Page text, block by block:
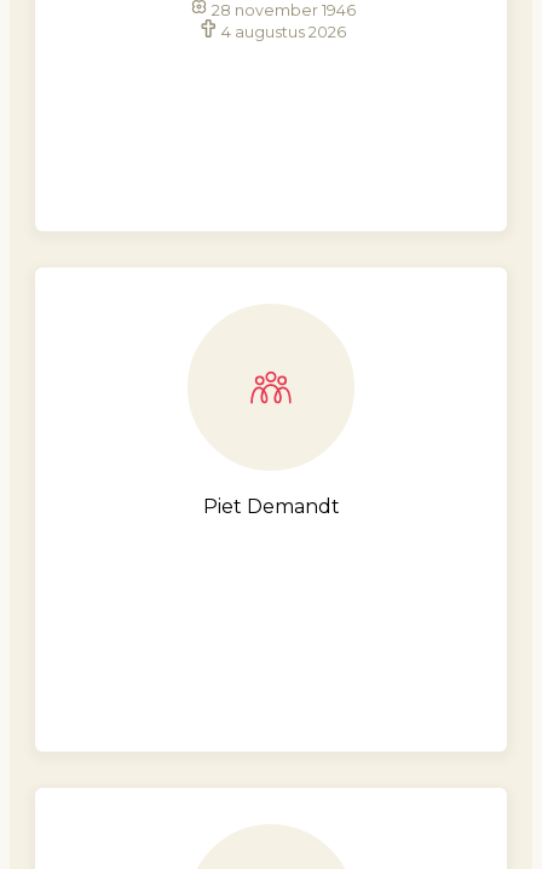
28 november 1946
4 augustus 2026
Piet Demandt